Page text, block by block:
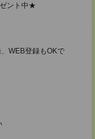
ント中★
WEB登録もOKで